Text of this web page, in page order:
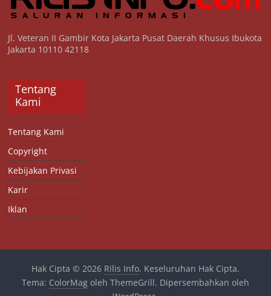
Jl. Veteran II Gambir Kota Jakarta Pusat Daerah Khusus Ibukota
Jakarta 10110 42118
Tentang
Kami
Tentang Kami
Copyright
Kebijakan Privasi
Karir
Iklan
Hak Cipta © 2026 Rilis Info. Keseluruhan Hak Cipta.
Tema: ColorMagoleh ThemeGrill. Dipersembahkan oleh